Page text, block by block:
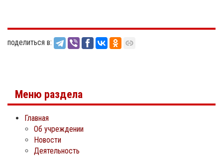
поделиться в:
Меню раздела
Главная
Об учреждении
Новости
Деятельность